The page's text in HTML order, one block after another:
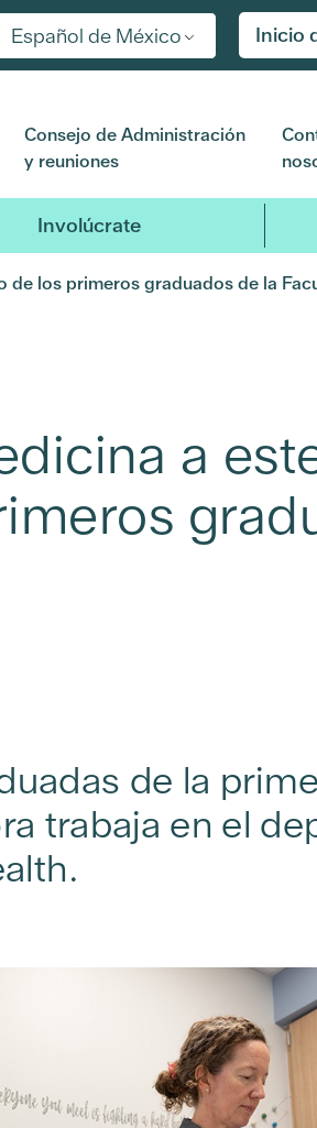
Español de México Inicio
Consejo de Administración
y reuniones
Involúcrate
los primeros graduados de la
a
de la
trabaja en el